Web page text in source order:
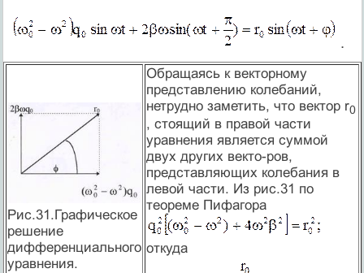
.
Рис.31.Графическое
решение
дифференциального
уравнения.
Обращаясь к векторному
представлению колебаний,
нетрудно заметить, что вектор r0
, стоящий в правой части
уравнения является суммой
двух других векто-ров,
представляющих колебания в
левой части. Из рис.31 по
теореме Пифагора
откуда